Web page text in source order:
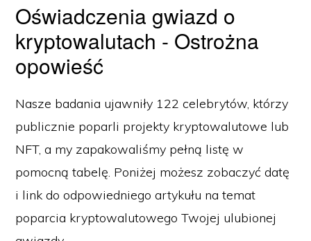
Oświadczenia gwiazd o
kryptowalutach - Ostrożna
opowieść
Nasze badania ujawniły 122 celebrytów, którzy
publicznie poparli projekty kryptowalutowe lub
NFT, a my zapakowaliśmy pełną listę w
pomocną tabelę. Poniżej możesz zobaczyć datę
i link do odpowiedniego artykułu na temat
poparcia kryptowalutowego Twojej ulubionej